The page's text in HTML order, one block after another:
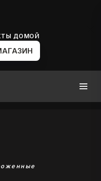
ДОМОЙ